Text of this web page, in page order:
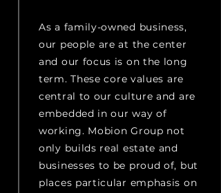
As a family-owned business,
our people are at the center
and our focus is on the long
term.These core values are
central to our culture and are
embedded in our way of
working. Mobion Group not
only builds real estate and
businesses to be proud of, but
places particular emphasis on